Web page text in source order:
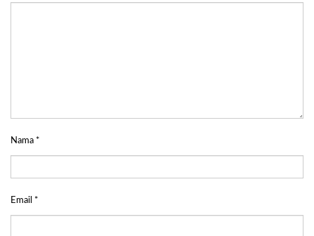
Nama *
Email *